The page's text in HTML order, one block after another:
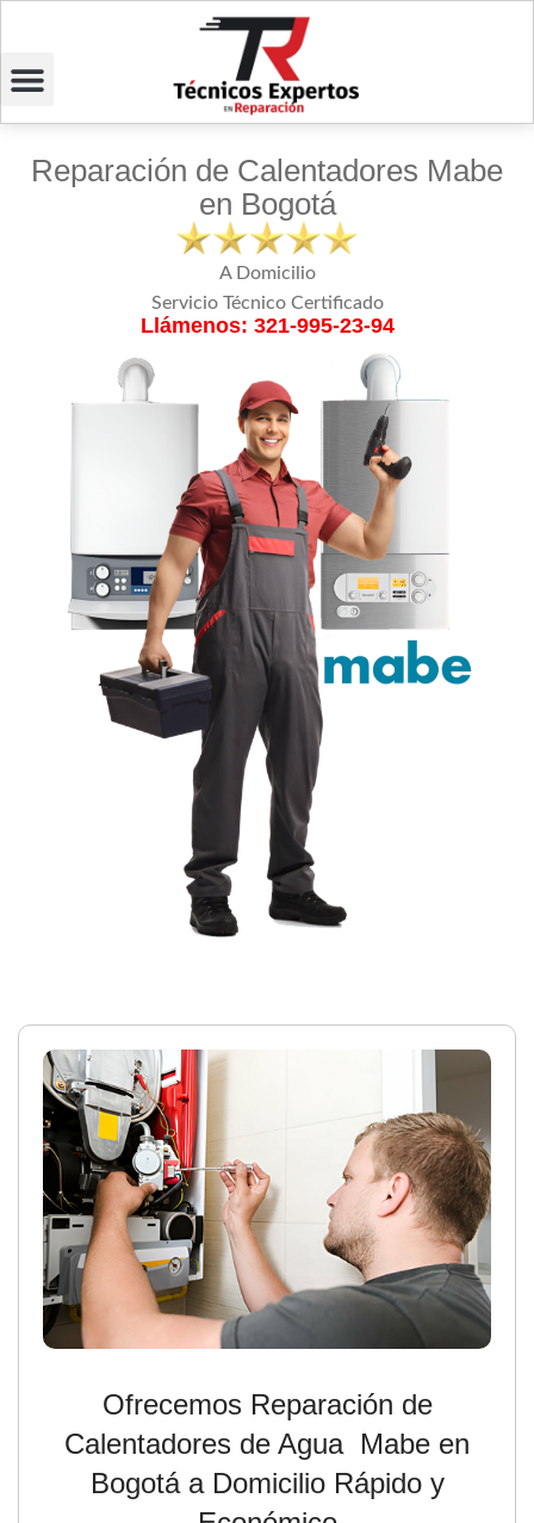
Reparación de Calentadores Mabe
en Bogotá
A Domicilio
Servicio Técnico Certificado
Llámenos: 321-995-23-94
Ofrecemos Reparación de
Calentadores de Agua Mabe en
Bogotá a Domicilio Rápido y